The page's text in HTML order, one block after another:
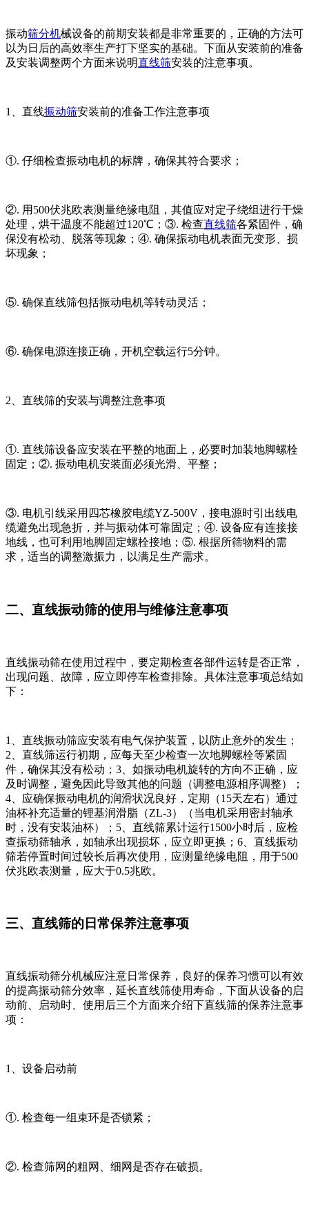
振动筛分机械设备的前期安装都是非常重要的，正确的方法可
以为日后的高效率生产打下坚实的基础。下面从安装前的准备
及安装调整两个方面来说明直线筛安装的注意事项。
1、直线振动筛安装前的准备工作注意事项
①. 仔细检查振动电机的标牌，确保其符合要求；
②. 用500伏兆欧表测量绝缘电阻，其值应对定子绕组进行干燥
处理，烘干温度不能超过120℃；③. 检查直线筛各紧固件，确
保没有松动、脱落等现象；④. 确保振动电机表面无变形、损
坏现象；
⑤. 确保直线筛包括振动电机等转动灵活；
⑥. 确保电源连接正确，开机空载运行5分钟。
2、直线筛的安装与调整注意事项
①. 直线筛设备应安装在平整的地面上，必要时加装地脚螺栓
固定；②. 振动电机安装面必须光滑、平整；
③. 电机引线采用四芯橡胶电缆YZ-500V，接电源时引出线电
缆避免出现急折，并与振动体可靠固定；④. 设备应有连接接
地线，也可利用地脚固定螺栓接地；⑤. 根据所筛物料的需
求，适当的调整激振力，以满足生产需求。
二、直线振动筛的使用与维修注意事项
直线振动筛在使用过程中，要定期检查各部件运转是否正常，
出现问题、故障，应立即停车检查排除。具体注意事项总结如
下：
1、直线振动筛应安装有电气保护装置，以防止意外的发生；
2、直线筛运行初期，应每天至少检查一次地脚螺栓等紧固
件，确保其没有松动；3、如振动电机旋转的方向不正确，应
及时调整，避免因此导致其他的问题（调整电源相序调整）；
4、应确保振动电机的润滑状况良好，定期（15天左右）通过
油杯补充适量的锂基润滑脂（ZL-3）（当电机采用密封轴承
时，没有安装油杯）；5、直线筛累计运行1500小时后，应检
查振动筛轴承，如轴承出现损坏，应立即更换；6、直线振动
筛若停置时间过较长后再次使用，应测量绝缘电阻，用于500
伏兆欧表测量，应大于0.5兆欧。
三、直线筛的日常保养注意事项
直线振动筛分机械应注意日常保养，良好的保养习惯可以有效
的提高振动筛分效率，延长直线筛使用寿命，下面从设备的启
动前、启动时、使用后三个方面来介绍下直线筛的保养注意事
项：
1、设备启动前
①. 检查每一组束环是否锁紧；
②. 检查筛网的粗网、细网是否存在破损。